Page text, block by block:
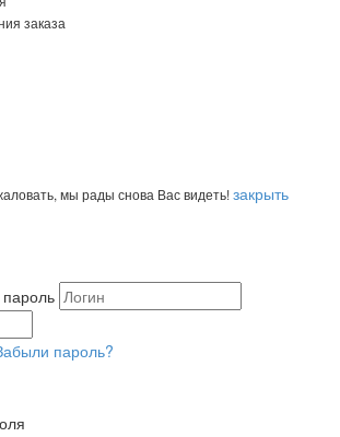
заказа
мы рады снова Вас видеть!закрыть
пароль?